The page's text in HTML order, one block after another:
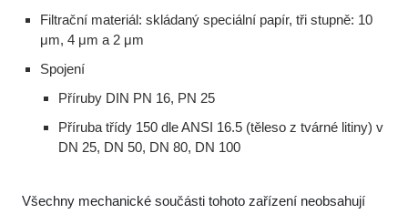
Filtrační materiál: skládaný speciální papír, tři stupně: 10
μm, 4 μm a 2 μm
Spojení
Příruby DIN PN 16, PN 25
Příruba třídy 150 dle ANSI 16.5 (těleso z tvárné litiny) v
DN 25, DN 50, DN 80, DN 100
Všechny mechanické součásti tohoto zařízení neobsahují